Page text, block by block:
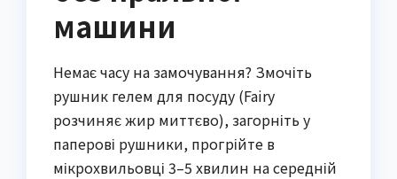
машини
Немає часу на замочування? Змочіть
рушник гелем для посуду (Fairy
розчиняє жир миттєво), загорніть у
паперові рушники, прогрійте в
мікрохвильовці 3–5 хвилин на середній